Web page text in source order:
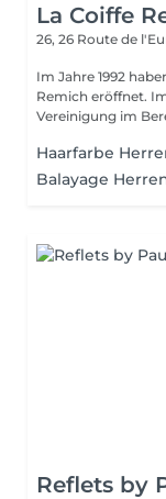
La Coiffe
26, 26 Route de
Im Jahre 1992
Remich eröffnet. Im Jahre 2001 sind wir der Internationalen
Vereinigung im
Haarfarbe
Balayage
Reflets by